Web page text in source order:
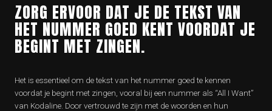
ZORG ERVOOR DAT JE DE TEKST VAN
HET NUMMER GOED KENT VOORDAT JE
BEGINT MET ZINGEN.
Het is essentieel om de tekst van het nummer goed te kennen
voordat je begint met zingen, vooral bij een nummer als “All I Want”
van Kodaline. Door vertrouwd te zijn met de woorden en hun